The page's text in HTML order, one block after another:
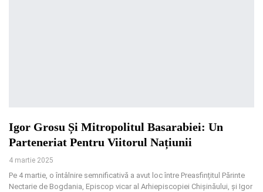
Igor Grosu Și Mitropolitul Basarabiei: Un
Parteneriat Pentru Viitorul Națiunii
4 martie 2025
Pe 4 martie, o întâlnire semnificativă a avut loc între Preasfințitul Părinte
Nectarie de Bogdania, Episcop vicar al Arhiepiscopiei Chișinăului, și Igor